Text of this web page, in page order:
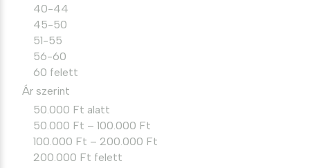
40-44
45-50
51-55
56-60
60 felett
Ár szerint
50.000 Ft alatt
50.000 Ft – 100.000 Ft
100.000 Ft – 200.000 Ft
200.000 Ft felett